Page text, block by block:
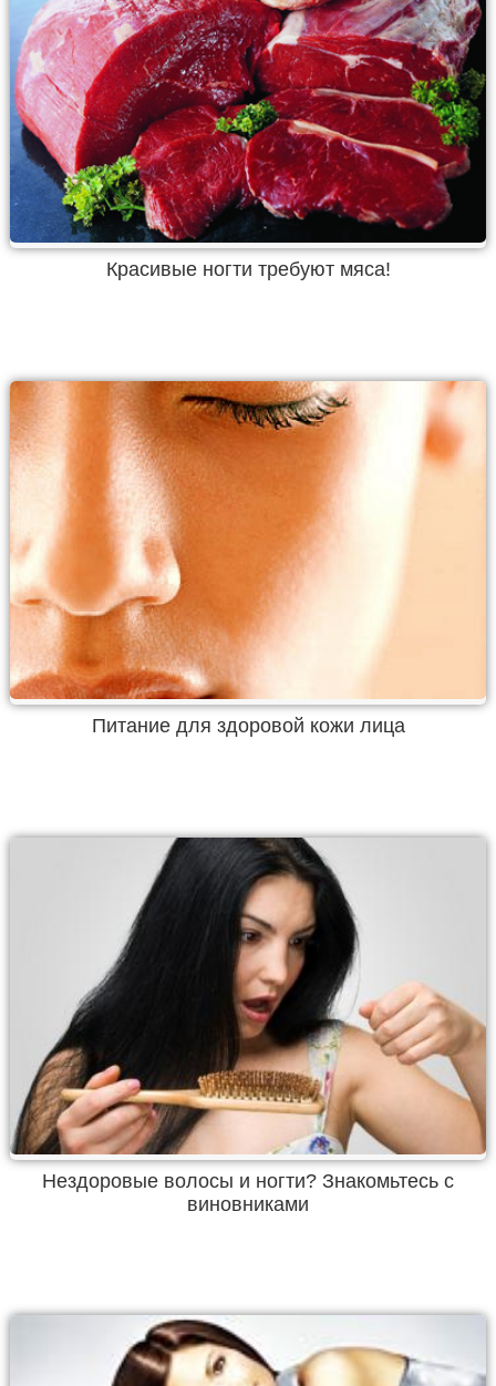
Красивые ногти требуют мяса!
Питание для здоровой кожи лица
Нездоровые волосы и ногти? Знакомьтесь с
виновниками